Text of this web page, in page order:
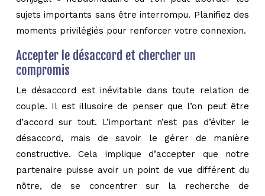
sujets importants sans être interrompu. Planifiez des
moments privilégiés pour renforcer votre connexion.
Accepter le désaccord et chercher un
compromis
Le désaccord est inévitable dans toute relation de
couple. Il est illusoire de penser que l’on peut être
d’accord sur tout. L’important n’est pas d’éviter le
désaccord, mais de savoir le gérer de manière
constructive. Cela implique d’accepter que notre
partenaire puisse avoir un point de vue différent du
nôtre, de se concentrer sur la recherche de